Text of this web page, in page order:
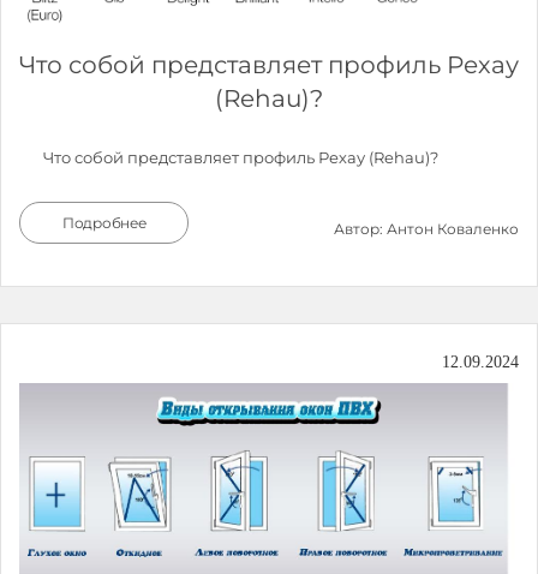
Что собой представляет профиль Рехау
(Rehau)?
Что собой представляет профиль Рехау (Rehau)?
Подробнее Автор: Антон Коваленко
12.09.2024